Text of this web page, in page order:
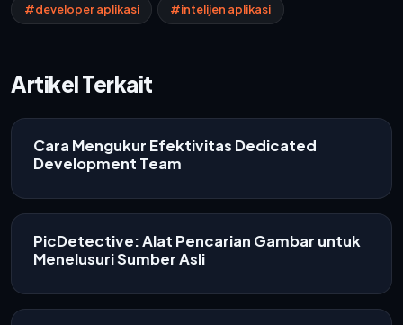
#developer aplikasi #intelijen aplikasi
Artikel Terkait
Cara Mengukur Efektivitas Dedicated
Development Team
PicDetective: Alat Pencarian Gambar untuk
Menelusuri Sumber Asli